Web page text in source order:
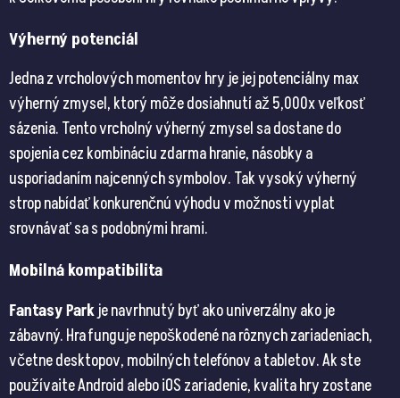
Výherný potenciál
Jedna z vrcholových momentov hry je jej potenciálny max
výherný zmysel, ktorý môže dosiahnutí až 5,000x veľkosť
sázenia. Tento vrcholný výherný zmysel sa dostane do
spojenia cez kombináciu zdarma hranie, násobky a
usporiadaním najcenných symbolov. Tak vysoký výherný
strop nabídať konkurenčnú výhodu v možnosti vyplat
srovnávať sa s podobnými hrami​​.
Mobilná kompatibilita
Fantasy Park je navrhnutý byť ako univerzálny ako je
zábavný. Hra funguje nepoškodené na rôznych zariadeniach,
včetne desktopov, mobilných telefónov a tabletov. Ak ste
používaite Android alebo iOS zariadenie, kvalita hry zostane